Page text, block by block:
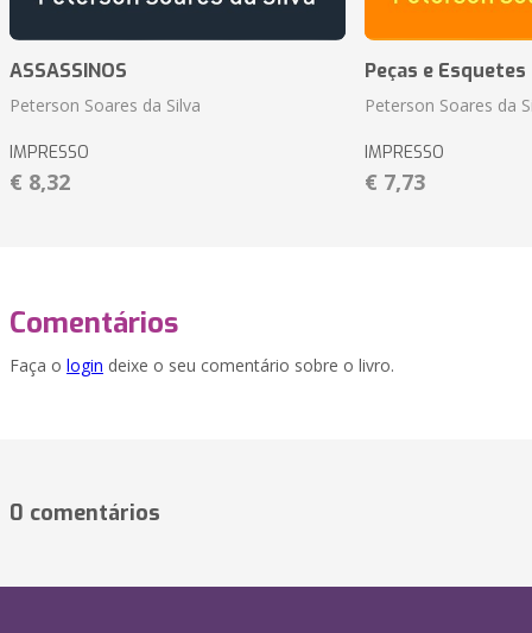
ASSASSINOS
Peterson Soares da Silva
IMPRESSO
€ 8,32
Peças e
Peterson Soares da
IMPRESSO
€ 7,73
Comentários
Faça o login deixe o seu comentário sobre o livro.
0 comentários